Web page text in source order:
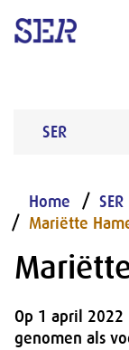
SER
Home SER
Mariëtte
Op 1 april
genomen als